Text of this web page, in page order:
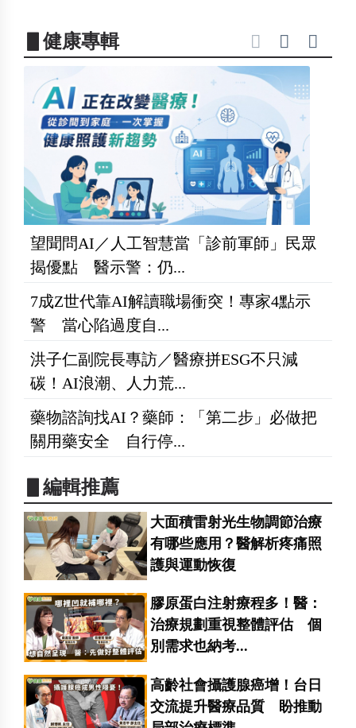
▋健康專輯
望聞問AI／人工智慧當「診前軍師」民眾
揭優點 醫示警：仍...
7成Z世代靠AI解讀職場衝突！專家4點示
警 當心陷過度自...
洪子仁副院長專訪／醫療拼ESG不只減
碳！AI浪潮、人力荒...
藥物諮詢找AI？藥師：「第二步」必做把
關用藥安全 自行停...
▋編輯推薦
大面積雷射光生物調節治療
有哪些應用？醫解析疼痛照
護與運動恢復
膠原蛋白注射療程多！醫：
治療規劃重視整體評估 個
別需求也納考...
高齡社會攝護腺癌增！台日
交流提升醫療品質 盼推動